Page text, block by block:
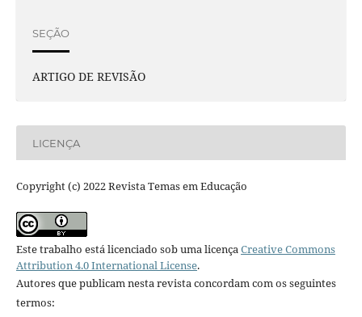
SEÇÃO
ARTIGO DE REVISÃO
LICENÇA
Copyright (c) 2022 Revista Temas em Educação
Este trabalho está licenciado sob uma licençaCreative Commons
Attribution 4.0 International License.
Autores que publicam nesta revista concordam com os seguintes
termos: